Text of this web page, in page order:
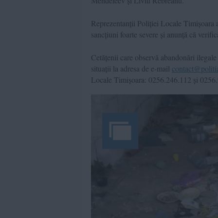
Reprezentanții Poliției Locale Timișoara
sancțiuni foarte severe și anunță că
Cetățenii care observă abandonări
situații la adresa de e-mail
Locale Timișoara: 0256.246.112 și